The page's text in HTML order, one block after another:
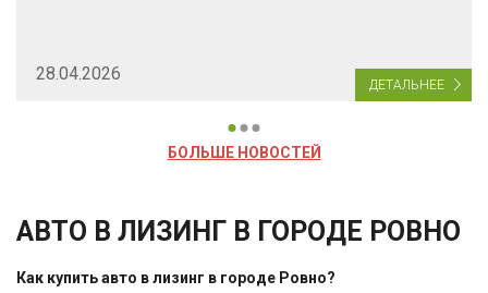
28.04.2026
ДЕТАЛЬНЕЕ
БОЛЬШЕ НОВОСТЕЙ
АВТО В ЛИЗИНГ В ГОРОДЕ РОВНО
Как купить авто в лизинг в городе Ровно?